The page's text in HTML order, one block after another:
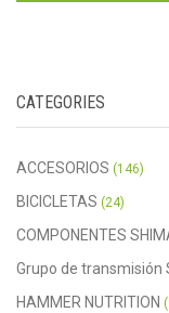
CATEGORIES
ACCESORIOS (146)
BICICLETAS (24)
COMPONENTES
Grupo de transmisión
HAMMER NUTRITION